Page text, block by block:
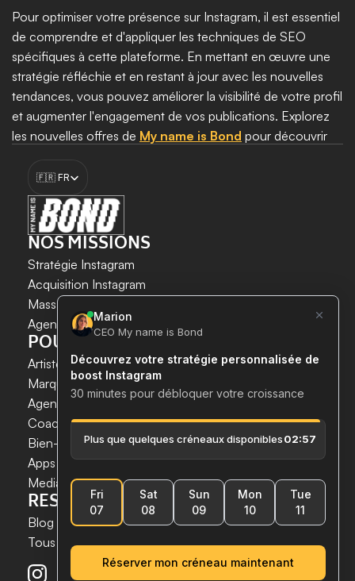
Pour optimiser votre présence sur Instagram, il est essentiel
de comprendre et d'appliquer les techniques de SEO
spécifiques à cette plateforme. En mettant en œuvre une
stratégie réfléchie et en restant à jour avec les nouvelles
tendances, vous pouvez améliorer la visibilité de votre profil
et augmenter l'engagement de vos publications. Explorez
les nouvelles offres de My name is Bond pour découvrir
présence en ligne et à atteindre vos objectifs marketing.
Booster ma croissance
LA CROISSANCE INSTAGRAM
EN TOUTE SÉCURITÉ ET SIMPLICITÉ.
Gagnez du temps.
Gagnez de nouveaux clients.
Boostez votre croissance maintenant.
🇫🇷 FR
NOS MISSIONS
Stratégie Instagram
Acquisition Instagram
Mass DM Instagram
Agent IA Instagram
POUR QUI ?
Artistes & Créateurs
Marques & E-commerces
Agences de communication
Coachs & Experts
Bien-être & Santé
Apps & Tech
Medias
RESSOURCES
Blog
Tous les articles